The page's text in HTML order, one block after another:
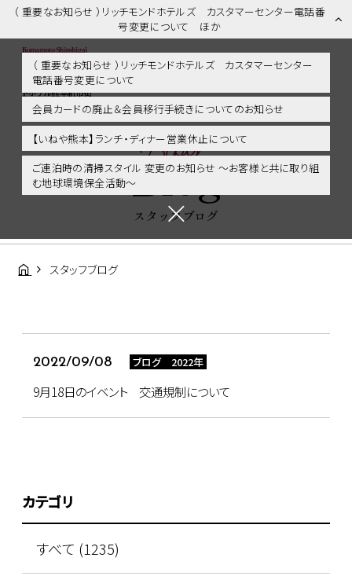
（ 重要なお知らせ ）リッチモンドホテルズ カスタマーセンター電話番
号変更について ほか
（ 重要なお知らせ ）リッチモンドホテルズ カスタマーセンター
電話番号変更について
会員カードの廃止＆会員移行手続きについてのお知らせ
【いねや熊本】ランチ・ディナー営業休止について
ご連泊時の清掃スタイル 変更のお知らせ ～お客様と共に取り組
む地球環境保全活動～
スタッフブログ | 熊本市内・新市街・熊本城に好アクセス！リッチモン
ドホテル熊本新市街
Blog
Blog
スタッフブログ
スタッフブログ
2022/09/08 ブログ 2022年
9月18日のイベント 交通規制について
カテゴリ
すべて (1235)